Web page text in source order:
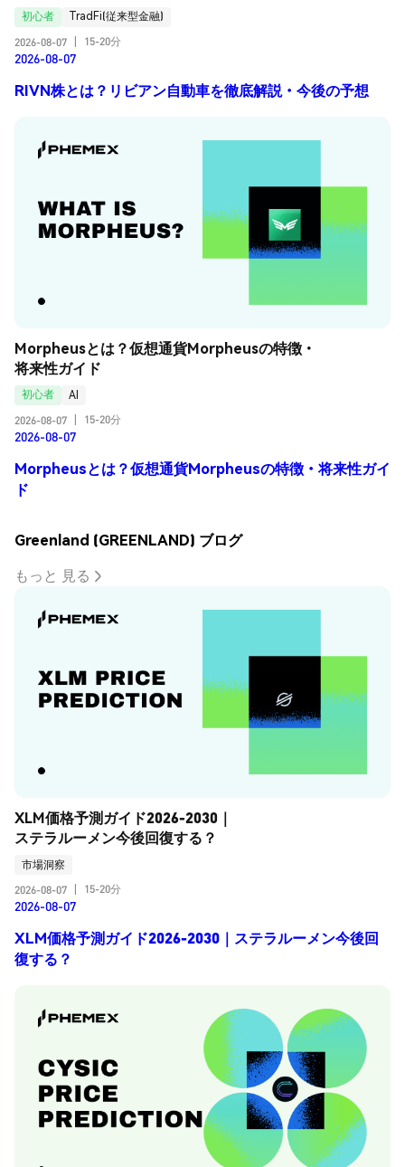
初心者
TradFi(従来型金融)
2026-08-07
15-20分
2026-08-07
RIVN株とは？リビアン自動車を徹底解説・今後の予想
Morpheusとは？仮想通貨Morpheusの特徴・
将来性ガイド
初心者
AI
2026-08-07
15-20分
2026-08-07
Morpheusとは？仮想通貨Morpheusの特徴・将来性ガイ
ド
Greenland (GREENLAND) ブログ
もっと 見る
XLM価格予測ガイド2026-2030｜
ステラルーメン今後回復する？
市場洞察
2026-08-07
15-20分
2026-08-07
XLM価格予測ガイド2026-2030｜ステラルーメン今後回
復する？